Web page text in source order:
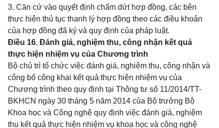
3. Căn cứ vào quyết định chấm dứt hợp đồng, các bên
thực hiện thủ tục thanh lý hợp đồng theo các điều khoản
của hợp đồng đã ký và quy định của pháp luật.
Điều 16. Đánh giá, nghiệm thu, công nhận kết quả
thực hiện nhiệm vụ của Chương trình
Bộ chủ trì tổ chức việc đánh giá, nghiệm thu, công nhận và
công bố công khai kết quả thực hiện nhiệm vụ của
Chương trình theo quy định tại Thông tư số 11/2014/TT-
BKHCN ngày 30 tháng 5 năm 2014 của Bộ trưởng Bộ
Khoa học và Công nghệ quy định việc đánh giá, nghiệm
thu kết quả thực hiện nhiệm vụ khoa học và công nghệ